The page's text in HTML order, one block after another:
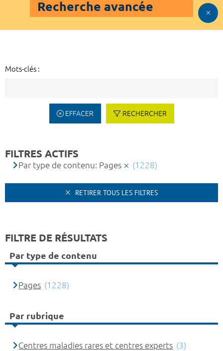
Recherche avancée
Mots-clés :
EFFACER RECHERCHER
FILTRES ACTIFS
Par type de contenu: Pages (1228)
RETIRER TOUS LES FILTRES
FILTRE DE RÉSULTATS
Par type de contenu
Pages (1228)
Par rubrique
Centres maladies rares et centres experts (3)